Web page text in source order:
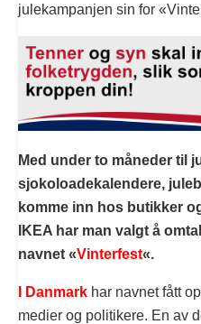
julekampanjen sin for
Med under to måneder til
sjokoloadekalendere,
komme inn hos butikker
IKEA har man valgt å
navnet «Vinterfest«.
I Danmark har navnet fått
medier og politikere. En av